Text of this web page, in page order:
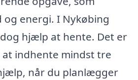
energi. I Nykøbing
hjælp at hente. Det er
indhente mindst tre
når du planlægger